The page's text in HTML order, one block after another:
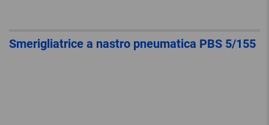
Smerigliatrice a nastro pneumatica PBS 5/155